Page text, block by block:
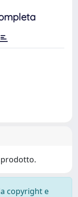
prodotto.
copyright e